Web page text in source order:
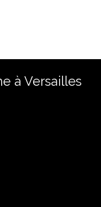
à Versailles